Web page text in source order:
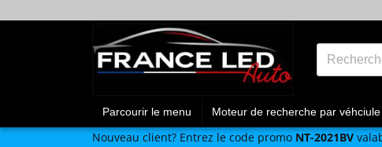
Parcourir le menu Moteur de recherche par véhciule
Nouveau client? Entrez le code promo NT-2021BV